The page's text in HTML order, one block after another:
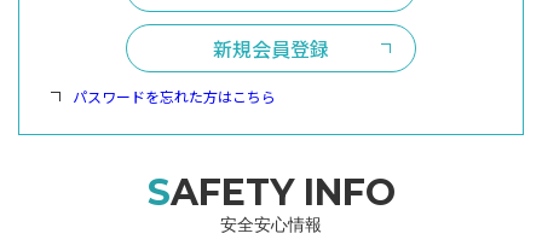
新規会員登録
パスワードを忘れた方はこちら
SAFETY INFO
安全安心情報